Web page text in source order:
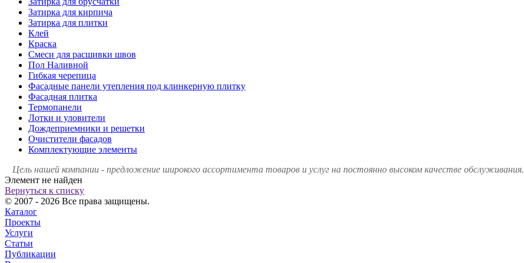
Затирка для кирпича
Затирка для плитки
Клей
Краска
Смеси для расшивки швов
Пол Наливной
Гибкая черепица
Фасадные панели утепления под клинкерную плитку
Фасадная плитка
Термопанели
Лотки и уловители
Дождеприемники и решетки
Очистители фасадов
Комплектующие элементы
Цель нашей компании - предложение широкого ассортимента товаров и услуг на постоянно высоком качестве обслуживания.
Элемент не найден
Вернуться к списку
© 2007 - 2026 Все права защищены.
Каталог
Проекты
Услуги
Статьи
Публикации